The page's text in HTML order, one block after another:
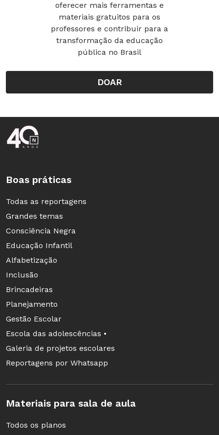
oferecer mais ferramentas e
materiais gratuitos para os
professores e contribuir para a
transformação da educação
pública no Brasil
DOAR
Rodapé da Nova Escola
Boas práticas
Todas as reportagens
Grandes temas
Consciência Negra
Educação Infantil
Alfabetização
Inclusão
Brincadeiras
Planejamento
Gestão Escolar
Escola das adolescências •
Galeria de projetos escolares
Reportagens por Whatsapp
Materiais para sala de aula
Todos os planos